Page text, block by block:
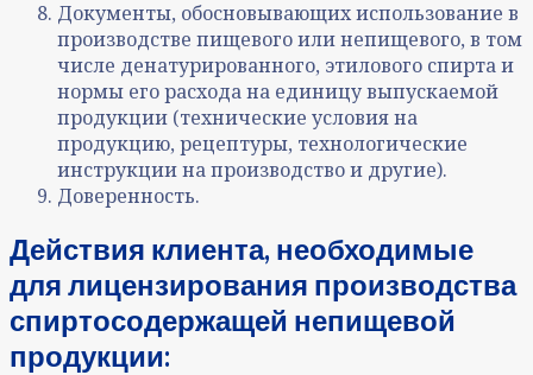
Документы, обосновывающих использование в
производстве пищевого или непищевого, в том
числе денатурированного, этилового спирта и
нормы его расхода на единицу выпускаемой
продукции (технические условия на
продукцию, рецептуры, технологические
инструкции на производство и другие).
Доверенность.
Действия клиента, необходимые
для лицензирования производства
спиртосодержащей непищевой
продукции: